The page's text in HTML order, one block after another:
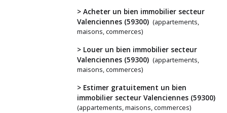
> Acheter un bien immobilier secteur
Valenciennes (59300) (appartements,
maisons, commerces)
> Louer un bien immobilier secteur
Valenciennes (59300) (appartements,
maisons, commerces)
> Estimer gratuitement un bien
immobilier secteur Valenciennes (59300)
(appartements, maisons, commerces)